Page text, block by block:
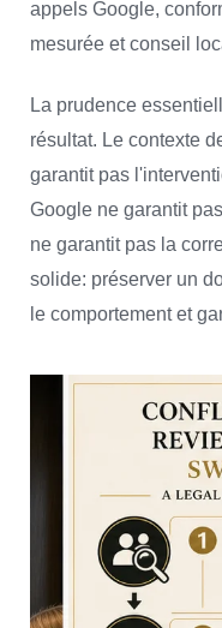
appels Google,
mesurée et conseil
La prudence
résultat. Le contexte
garantit pas
Google ne garantit
ne garantit pas la
solide: préserver un
le comportement et